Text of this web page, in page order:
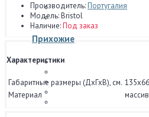
Модульные системы стенок
Отдельные предметы
Прихожие
Прихожие отдельностоящие
Шкафы
Модульные системы шкафов
Производитель:Португалия
Модель:Bristol
Наличие:Под заказ
Характеристики
Габаритные размеры (ДхГхВ), см.
Материал